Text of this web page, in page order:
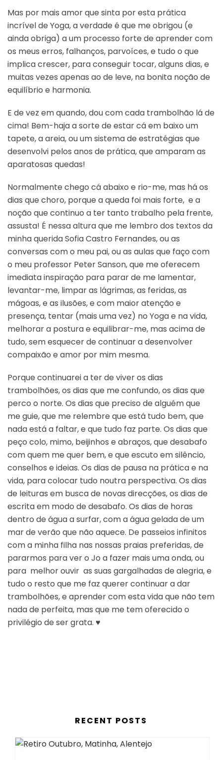
Mas por mais amor que sinta por esta prática
incrível de Yoga, a verdade é que me obrigou (e
ainda obriga) a um processo forte de aprender com
os meus erros, falhanços, parvoíces, e tudo o que
implica crescer, para conseguir tocar, alguns dias, e
muitas vezes apenas ao de leve, na bonita noção de
equilíbrio e harmonia.
E de vez em quando, dou com cada trambolhão lá de
cima! Bem-haja a sorte de estar cá em baixo um
tapete, a areia, ou um sistema de estratégias que
desenvolvi pelos anos de prática, que amparam as
aparatosas quedas!
Normalmente chego cá abaixo e rio-me, mas há os
dias que choro, porque a queda foi mais forte, e a
noção que continuo a ter tanto trabalho pela frente,
assusta! É nessa altura que me lembro dos textos da
minha querida Sofia Castro Fernandes, ou as
conversas com o meu pai, ou as aulas que faço com
o meu professor Peter Sanson, que me oferecem
imediata inspiração para parar de me lamentar,
levantar-me, limpar as lágrimas, as feridas, as
mágoas, e as ilusões, e com maior atenção e
presença, tentar (mais uma vez) no Yoga e na vida,
melhorar a postura e equilibrar-me, mas acima de
tudo, sem esquecer de continuar a desenvolver
compaixão e amor por mim mesma.
Porque continuarei a ter de viver os dias
trambolhões, os dias que me confundo, os dias que
perco o norte. Os dias que preciso de alguém que
me guie, que me relembre que está tudo bem, que
nada está a faltar, e que tudo faz parte. Os dias que
peço colo, mimo, beijinhos e abraços, que desabafo
com quem me quer bem, e que escuto em silêncio,
conselhos e ideias. Os dias de pausa na prática e na
vida, para colocar tudo noutra perspectiva. Os dias
de leituras em busca de novas direcções, os dias de
escrita em modo de desabafo. Os dias de horas
dentro de água a surfar, com a água gelada de um
mar de verão que não aquece. De passeios infinitos
com a minha filha nas nossas praias preferidas, de
pararmos para ver o Jo a fazer mais uma onda, ou
para melhor ouvir as suas gargalhadas de alegria, e
tudo o resto que me faz querer continuar a dar
trambolhões, e aprender com esta vida que não tem
nada de perfeita, mas que me tem oferecido o
privilégio de ser grata. ♥︎
RECENT POSTS